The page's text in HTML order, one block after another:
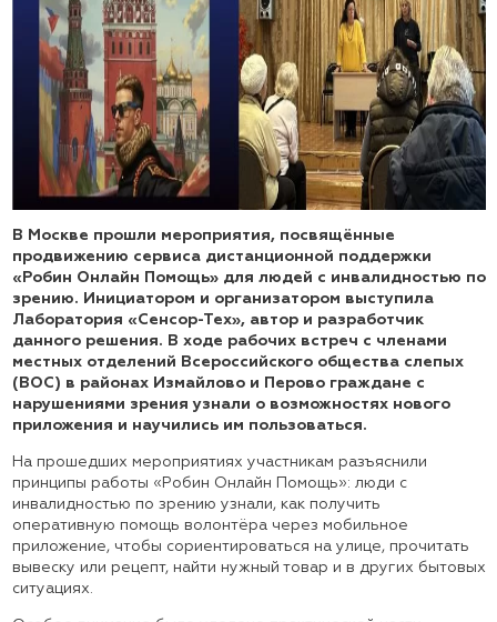
В Москве прошли мероприятия, посвящённые
продвижению сервиса дистанционной поддержки
«Робин Онлайн Помощь» для людей с инвалидностью по
зрению. Инициатором и организатором выступила
Лаборатория «Сенсор-Тех», автор и разработчик
данного решения. В ходе рабочих встреч с членами
местных отделений Всероссийского общества слепых
(ВОС) в районах Измайлово и Перово граждане с
нарушениями зрения узнали о возможностях нового
приложения и научились им пользоваться.
На прошедших мероприятиях участникам разъяснили
принципы работы «Робин Онлайн Помощь»: люди с
инвалидностью по зрению узнали, как получить
оперативную помощь волонтёра через мобильное
приложение, чтобы сориентироваться на улице, прочитать
вывеску или рецепт, найти нужный товар и в других бытовых
ситуациях.